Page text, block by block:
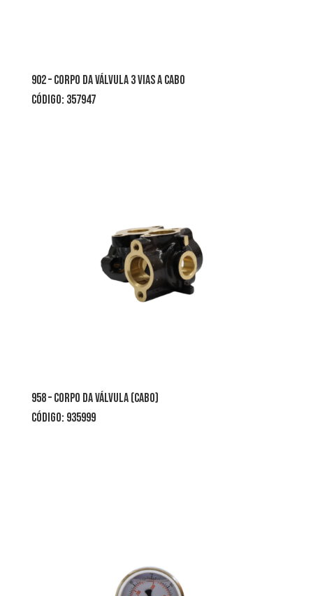
902 – corpo da válvula 3 vias a cabo
CÓDIGO: 357947
958 – corpo da válvula (cabo)
CÓDIGO: 935999